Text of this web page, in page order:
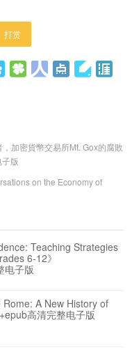
打赏
加密貨幣交易所Mt. Gox的腐敗
版
on the Economy of
Teaching Strategies
6-12》
电子版
Rome: A New History of
高清完整电子版